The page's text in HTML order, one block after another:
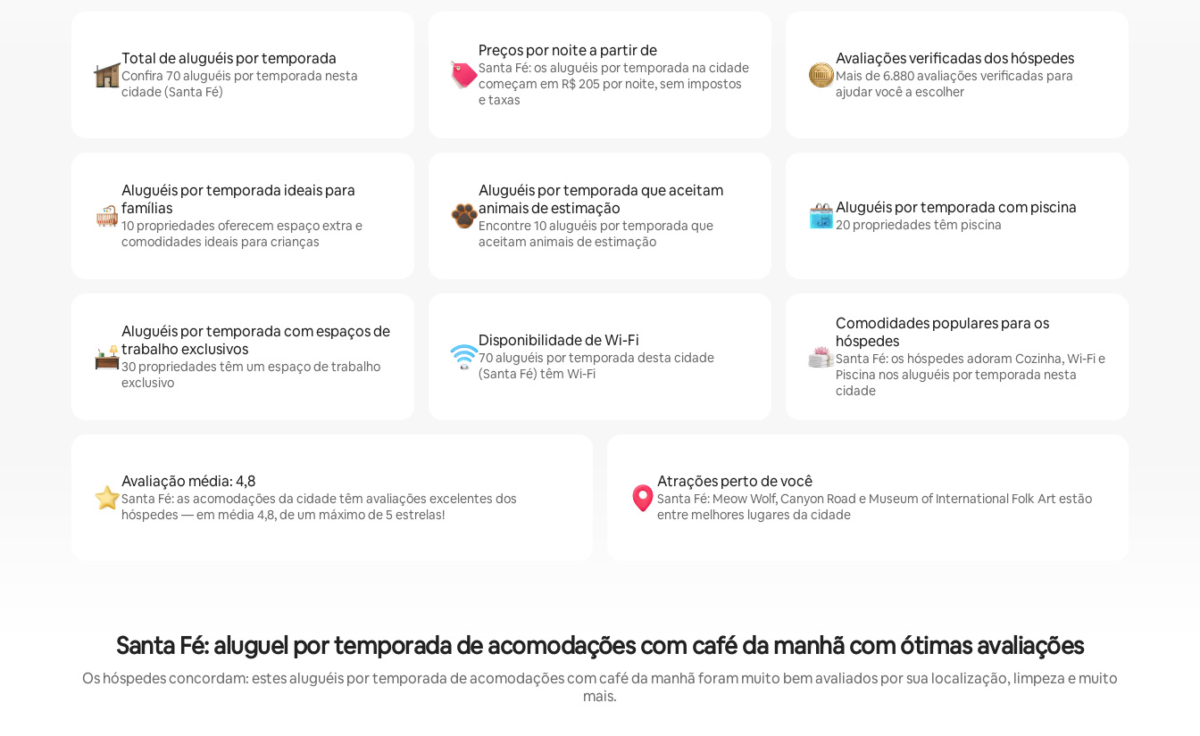
Total de aluguéis por temporada
Confira 70 aluguéis por temporada nesta
cidade (Santa Fé)
Preços por noite a partir de
Santa Fé: os aluguéis por temporada na cidade
começam em R$ 205 por noite, sem impostos
e taxas
Avaliações verificadas dos hóspedes
Mais de 6.880 avaliações verificadas para
ajudar você a escolher
Aluguéis por temporada ideais para
famílias
10 propriedades oferecem espaço extra e
comodidades ideais para crianças
Aluguéis por temporada que aceitam
animais de estimação
Encontre 10 aluguéis por temporada que
aceitam animais de estimação
Aluguéis por temporada com piscina
20 propriedades têm piscina
Aluguéis por temporada com espaços de
trabalho exclusivos
30 propriedades têm um espaço de trabalho
exclusivo
Disponibilidade de Wi-Fi
70 aluguéis por temporada desta cidade
(Santa Fé) têm Wi-Fi
Comodidades populares para os
hóspedes
Santa Fé: os hóspedes adoram Cozinha, Wi-Fi e
Piscina nos aluguéis por temporada nesta
cidade
Avaliação média: 4,8
Santa Fé: as acomodações da cidade têm avaliações excelentes dos
hóspedes — em média 4,8, de um máximo de 5 estrelas!
Atrações perto de você
Santa Fé: Meow Wolf, Canyon Road e Museum of International Folk Art estão
entre melhores lugares da cidade
Santa Fé: aluguel por temporada de acomodações com café da manhã com ótimas avaliações
Os hóspedes concordam: estes aluguéis por temporada de acomodações com café da manhã foram muito bem avaliados por sua localização, limpeza e muito
mais.